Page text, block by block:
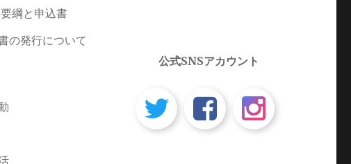
綱と申込書
の発行について
公式SNSアカウント